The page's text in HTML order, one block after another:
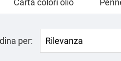
Carta colori olio
per: Rilevanza